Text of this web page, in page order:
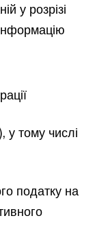
у розрізі
у тому числі
податку на